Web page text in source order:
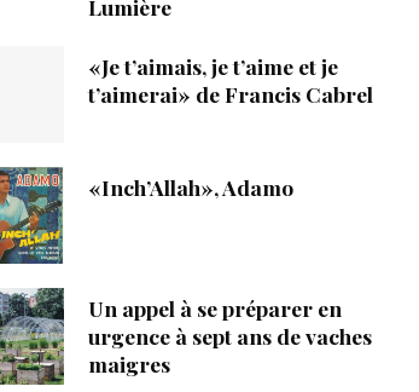
Lumière
«Je t’aimais, je t’aime et je
t’aimerai» de Francis Cabrel
«Inch’Allah», Adamo
Un appel à se préparer en
urgence à sept ans de vaches
maigres